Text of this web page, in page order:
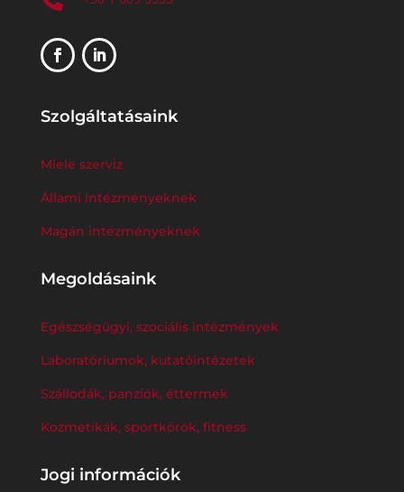
Szolgáltatásaink
Miele szerviz
Állami intézményeknek
Magán intézményeknek
Megoldásaink
Egészségügyi, szociális intézmények
Laboratóriumok, kutatóintézetek
Szállodák, panziók, éttermek
Kozmetikák, sportkörök, fitness
Jogi információk